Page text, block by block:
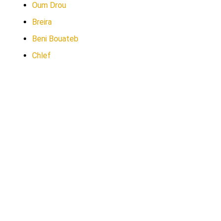
Oum Drou
Breira
Beni Bouateb
Chlef